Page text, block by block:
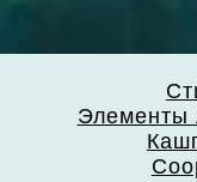
Элементы